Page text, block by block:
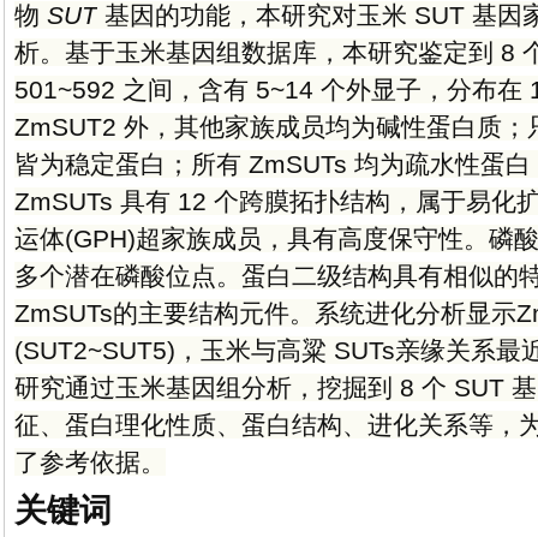
物 SUT 基因的功能，本研究对玉米 SUT 基因
析。基于玉米基因组数据库，本研究鉴定到 8
501~592 之间，含有 5~14 个外显子，分布在
ZmSUT2 外，其他家族成员均为碱性蛋白质
皆为稳定蛋白；所有 ZmSUTs 均为疏水性蛋
ZmSUTs 具有 12 个跨膜拓扑结构，属于易化
运体(GPH)超家族成员，具有高度保守性。磷
多个潜在磷酸位点。蛋白二级结构具有相似的
ZmSUTs的主要结构元件。系统进化分析显示
(SUT2~SUT5)，玉米与高粱 SUTs亲缘关系最
研究通过玉米基因组分析，挖掘到 8 个 SUT
征、蛋白理化性质、蛋白结构、进化关系等，
了参考依据。
关键词